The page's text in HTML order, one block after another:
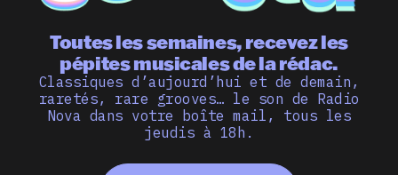
Toutes les semaines, recevez les
pépites musicales de la rédac.
Classiques d’aujourd’hui et de demain,
raretés, rare grooves… le son de Radio
Nova dans votre boîte mail, tous les
jeudis à 18h.